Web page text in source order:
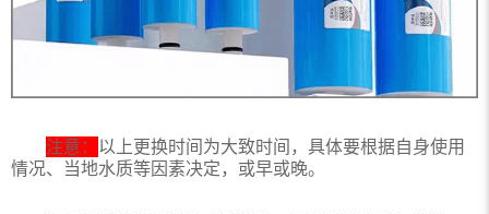
注意： 以上更换时间为大致时间，具体要根据自身使用
情况、当地水质等因素决定，或早或晚。